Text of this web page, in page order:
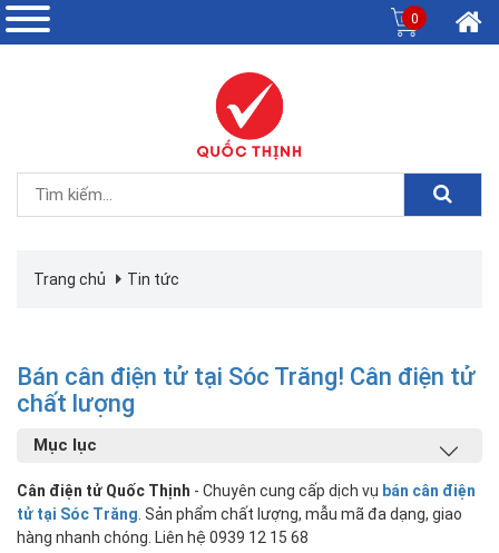
0
Trang chủ Tin tức
Bán cân điện tử tại Sóc Trăng! Cân điện tử
chất lượng
Mục lục
Cân điện tử Quốc Thịnh - Chuyên cung cấp dịch vụ bán cân điện
tử tại Sóc Trăng . Sản phẩm chất lượng, mẫu mã đa dạng, giao
hàng nhanh chóng. Liên hệ 0939 12 15 68